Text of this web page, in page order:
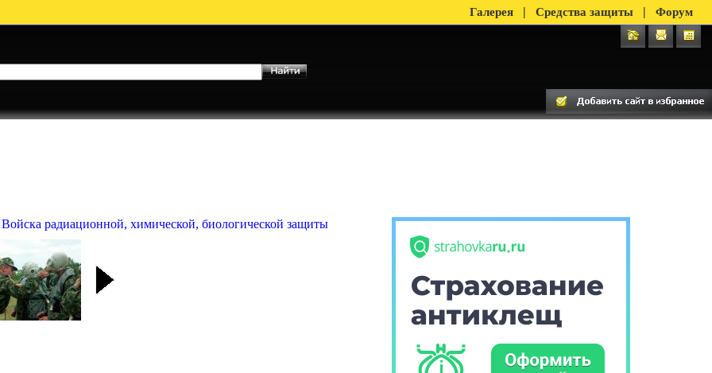
Галерея | Средства защиты | Форум